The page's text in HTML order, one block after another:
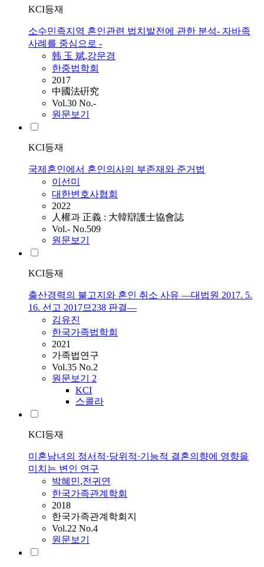
KCI등재
소수민족지역 혼인관련 법치발전에 관한 분석- 자바족
사례를 중심으로 -
韩 玉 斌,강문경
한중법학회
2017
中國法硏究
Vol.30 No.-
원문보기
KCI등재
국제혼인에서 혼인의사의 부존재와 준거법
이선미
대한변호사협회
2022
人權과 正義 : 大韓辯護士協會誌
Vol.- No.509
원문보기
KCI등재
출산경력의 불고지와 혼인 취소 사유 ―대법원 2017. 5.
16. 선고 2017므238 판결―
김유진
한국가족법학회
2021
가족법연구
Vol.35 No.2
원문보기 2
KCI
스콜라
KCI등재
미혼남녀의 정서적·당위적·기능적 결혼의향에 영향을
미치는 변인 연구
박혜민,전귀연
한국가족관계학회
2018
한국가족관계학회지
Vol.22 No.4
원문보기